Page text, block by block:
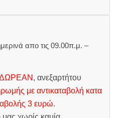
απο τις 09.00π.μ. –
, ανεξαρτήτου
με αντικαταβολή κατα
3 ευρώ.